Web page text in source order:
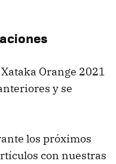
Orange 2021
y se
los próximos
con nuestras